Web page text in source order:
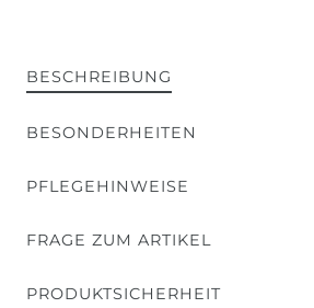
BESCHREIBUNG
BESONDERHEITEN
PFLEGEHINWEISE
FRAGE ZUM ARTIKEL
PRODUKTSICHERHEIT